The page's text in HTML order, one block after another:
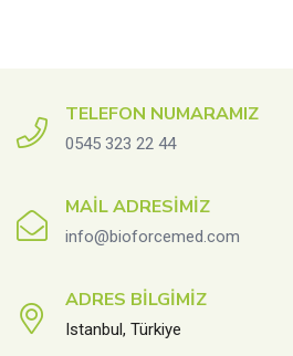
TELEFON NUMARAMIZ
0545 323 22 44
MAIL ADRESIMIZ
info@bioforcemed.com
ADRES BILGIMIZ
Istanbul, Türkiye